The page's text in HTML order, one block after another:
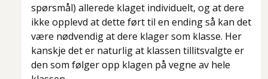
spørsmål) allerede klaget individuelt, og at dere
ikke opplevd at dette ført til en ending så kan det
være nødvendig at dere klager som klasse. Her
kanskje det er naturlig at klassen tillitsvalgte er
den som følger opp klagen på vegne av hele